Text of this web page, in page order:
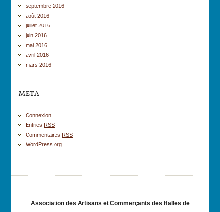
septembre 2016
août 2016
juillet 2016
juin 2016
mai 2016
avril 2016
mars 2016
META
Connexion
Entries RSS
Commentaires RSS
WordPress.org
Association des Artisans et Commerçants des Halles de